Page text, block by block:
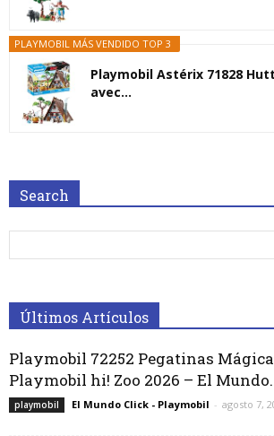
PLAYMOBIL MÁS VENDIDO TOP 3
Playmobil Astérix 71828
avec...
Search
Últimos Artículos
Playmobil 72252 Pegatinas
Playmobil hi! Zoo 2026 – El
playmobil El Mundo Click - Playmobil - agosto 7,